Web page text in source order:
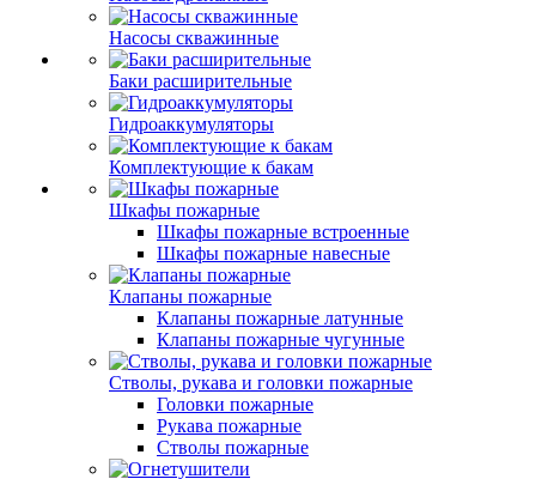
Насосы скважинные
Баки расширительные
Гидроаккумуляторы
Комплектующие к бакам
Шкафы пожарные
Шкафы пожарные встроенные
Шкафы пожарные навесные
Клапаны пожарные
Клапаны пожарные латунные
Клапаны пожарные чугунные
Стволы, рукава и головки пожарные
Головки пожарные
Рукава пожарные
Стволы пожарные